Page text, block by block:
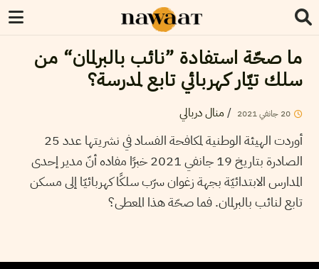
ما صحّة استفادة ”نائب بالبرلمان“ من
سلك تيّار كهربائي تابع لمدرسة؟
20 جانفي2021
/ منال دربالي
أوردت الهيئة الوطنية لمكافحة الفساد في نشريتها عدد 25
الصادرة بتاريخ 19 جانفي 2021 خبرًا مفاده أنّ مدير إحدى
المدارس الابتدائيّة بجهة زغوان سرّب سلكًا كهربائيّا إلى مسكن
تابع لنائب بالبرلمان. فما صحّة هذا المعطى؟